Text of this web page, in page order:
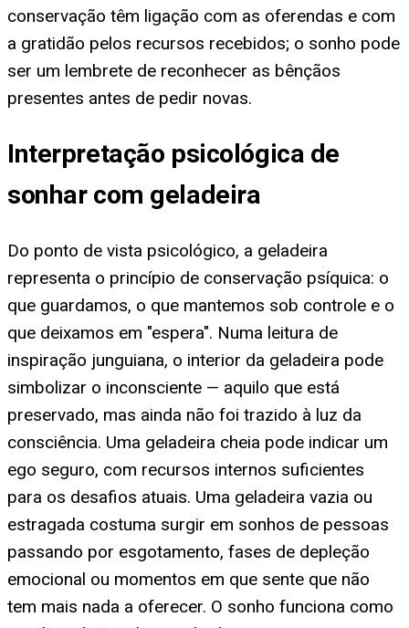
conservação têm ligação com as oferendas e com
a gratidão pelos recursos recebidos; o sonho pode
ser um lembrete de reconhecer as bênçãos
presentes antes de pedir novas.
Interpretação psicológica de
sonhar com geladeira
Do ponto de vista psicológico, a geladeira
representa o princípio de conservação psíquica: o
que guardamos, o que mantemos sob controle e o
que deixamos em "espera". Numa leitura de
inspiração junguiana, o interior da geladeira pode
simbolizar o inconsciente — aquilo que está
preservado, mas ainda não foi trazido à luz da
consciência. Uma geladeira cheia pode indicar um
ego seguro, com recursos internos suficientes
para os desafios atuais. Uma geladeira vazia ou
estragada costuma surgir em sonhos de pessoas
passando por esgotamento, fases de depleção
emocional ou momentos em que sente que não
tem mais nada a oferecer. O sonho funciona como